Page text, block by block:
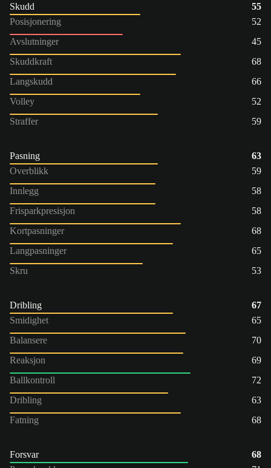
Skudd
55
Posisjonering
52
Avslutninger
45
Skuddkraft
68
Langskudd
66
Volley
52
Straffer
59
Pasning
63
Overblikk
59
Innlegg
58
Frisparkpresisjon
58
Kortpasninger
68
Langpasninger
65
Skru
53
Dribling
67
Smidighet
65
Balansere
70
Reaksjon
69
Ballkontroll
72
Dribling
63
Fatning
68
Forsvar
68